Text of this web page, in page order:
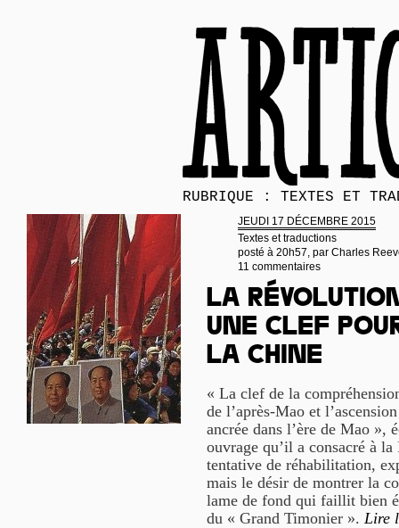
RUBRIQUE : TEXTES ET
JEUDI 17 DÉCEMBRE 2015
Textes et traductions
posté à 20h57, par Charles
11 commentaires
La
une clef
la Chine
« La clef de la
de l’après-Mao et
ancrée dans l’ère de Mao »,
ouvrage qu’il a consacré à
tentative de réhabilitation,
mais le désir de montrer la
lame de fond qui faillit bien
du « Grand Timonier ». Lire